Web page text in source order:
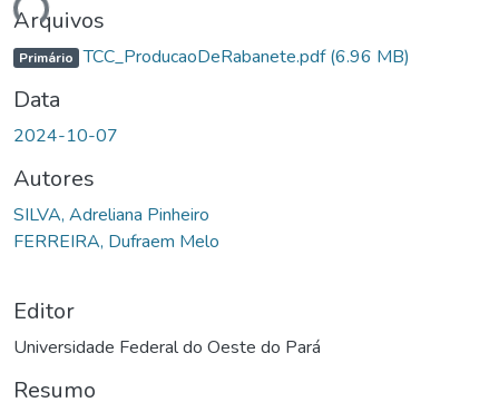
Arquivos
Primário TCC_ProducaoDeRabanete.pdf(6.96 MB)
Data
2024-10-07
Autores
SILVA, Adreliana Pinheiro
FERREIRA, Dufraem Melo
Editor
Universidade Federal do Oeste do Pará
Resumo